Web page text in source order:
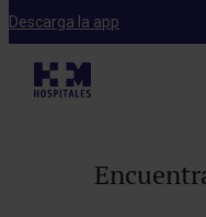
Descarga la app